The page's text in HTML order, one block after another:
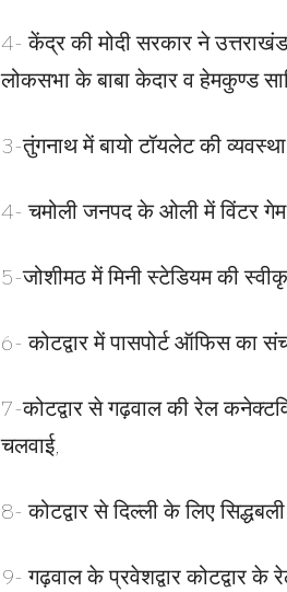
4- केंद्र की मोदी सरकार ने उत्तराखंड
लोकसभा के बाबा केदार व हेमकुण्ड
3-तुंगनाथ में बायो टॉयलेट की
4- चमोली जनपद के ओली में विंटर गेम
5-जोशीमठ में मिनी स्टेडियम की
6- कोटद्वार में पासपोर्ट ऑफिस का
7-कोटद्वार से गढ़वाल की रेल
चलवाई,
8- कोटद्वार से दिल्ली के लिए
9- गढ़वाल के प्रवेशद्वार कोटद्वार के